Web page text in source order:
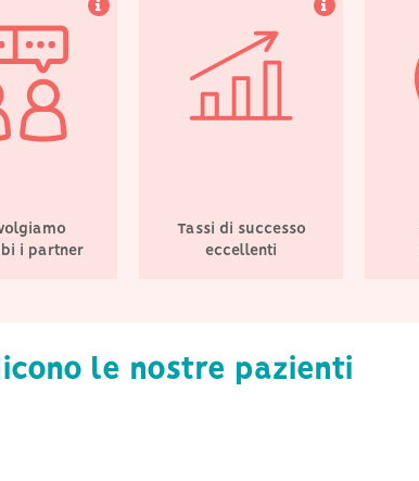
i partner
Tassi di successo
eccellenti
le nostre pazienti